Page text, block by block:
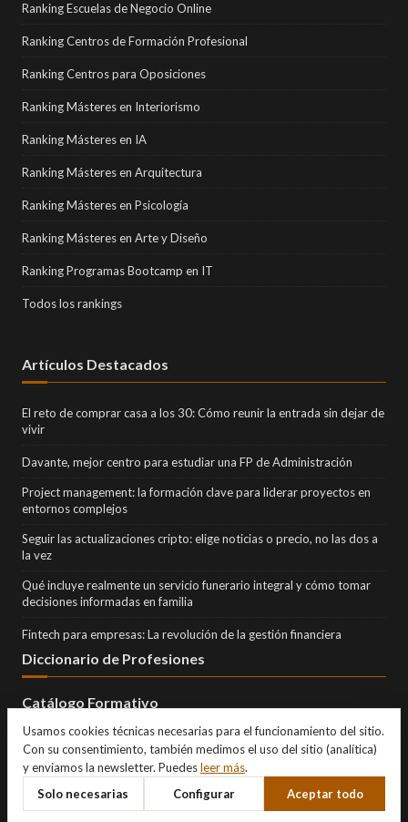
Ranking Escuelas de Negocio Online
Ranking Centros de Formación Profesional
Ranking Centros para Oposiciones
Ranking Másteres en Interiorismo
Ranking Másteres en IA
Ranking Másteres en Arquitectura
Ranking Másteres en Psicología
Ranking Másteres en Arte y Diseño
Ranking Programas Bootcamp en IT
Todos los rankings
Artículos Destacados
El reto de comprar casa a los 30: Cómo reunir la entrada sin dejar de
vivir
Davante, mejor centro para estudiar una FP de Administración
Project management: la formación clave para liderar proyectos en
entornos complejos
Seguir las actualizaciones cripto: elige noticias o precio, no las dos a
la vez
Qué incluye realmente un servicio funerario integral y cómo tomar
decisiones informadas en familia
Fintech para empresas: La revolución de la gestión financiera
Diccionario de Profesiones
Catálogo Formativo
Usamos cookies técnicas necesarias para el funcionamiento del sitio.
Con su consentimiento, también medimos el uso del sitio (analítica)
y enviamos la newsletter. Puedesleer más.
Solo necesarias
Configurar Aceptar todo